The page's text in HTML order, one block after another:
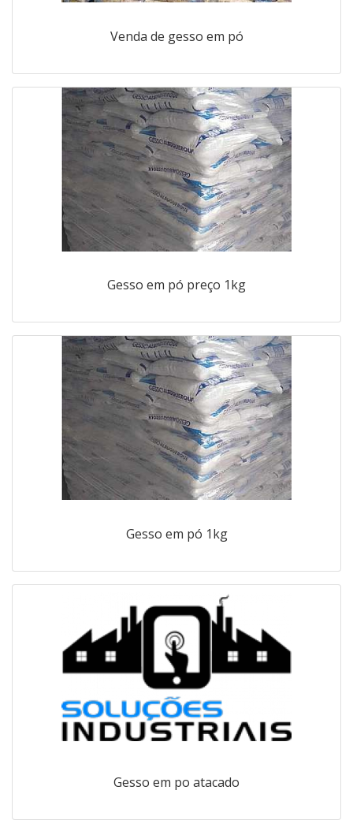
Venda de gesso em pó
Gesso em pó preço 1kg
Gesso em pó 1kg
Gesso em po atacado